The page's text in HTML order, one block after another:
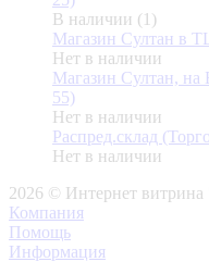
В наличии (1)
Магазин Султан в
Нет в наличии
Магазин Султан, на
55)
Нет в наличии
Распред.склад
Нет в наличии
2026 © Интернет витрина
Компания
Помощь
Информация